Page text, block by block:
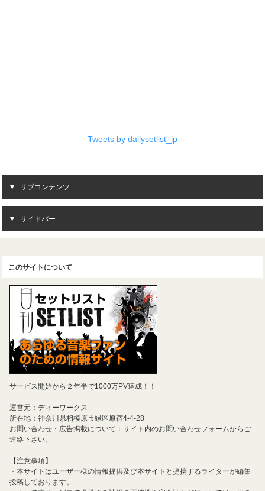
Tweets by dailysetlist_jp
サブコンテンツ
サイドバー
このサイトについて
サービス開始から２年半で1000万PV達成！！
運営元：ディーワークス
所在地：神奈川県相模原市緑区原宿4-4-28
お問い合わせ・広告掲載について：サイト内のお問い合わせフォームからご
連絡下さい。
【注意事項】
・本サイトはユーザー様の情報提供及び本サイトと提携するライターが編集
投稿しております。